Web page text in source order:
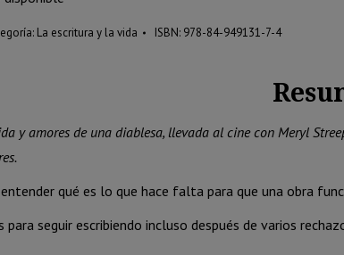
La escritura y la vida ISBN: 978-84-949131-7-4
y amores de una diablesa, llevada al cine con Meryl
qué es lo que hace falta para que una obra
seguir escribiendo incluso después de varios